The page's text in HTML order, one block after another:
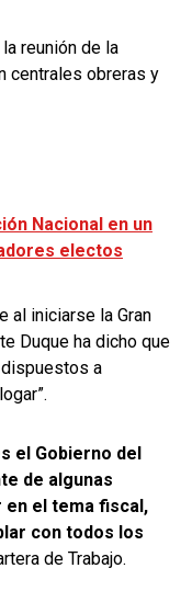
reunión de la
centrales obreras y
Nacional en un
electos
al iniciarse la Gran
Duque ha dicho que
a
el Gobierno del
de algunas
el tema fiscal,
con todos los
de Trabajo.